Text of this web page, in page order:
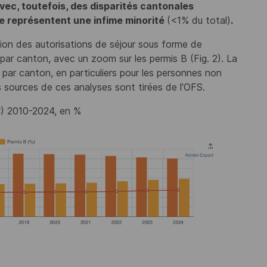
toutefois, des disparités cantonales
représentent une infime minorité (<1% du total).
des autorisations de séjour sous forme de
canton, avec un zoom sur les permis B (Fig. 2). La
canton, en particuliers pour les personnes non
de ces analyses sont tirées de l'OFS.
2010-2024, en %